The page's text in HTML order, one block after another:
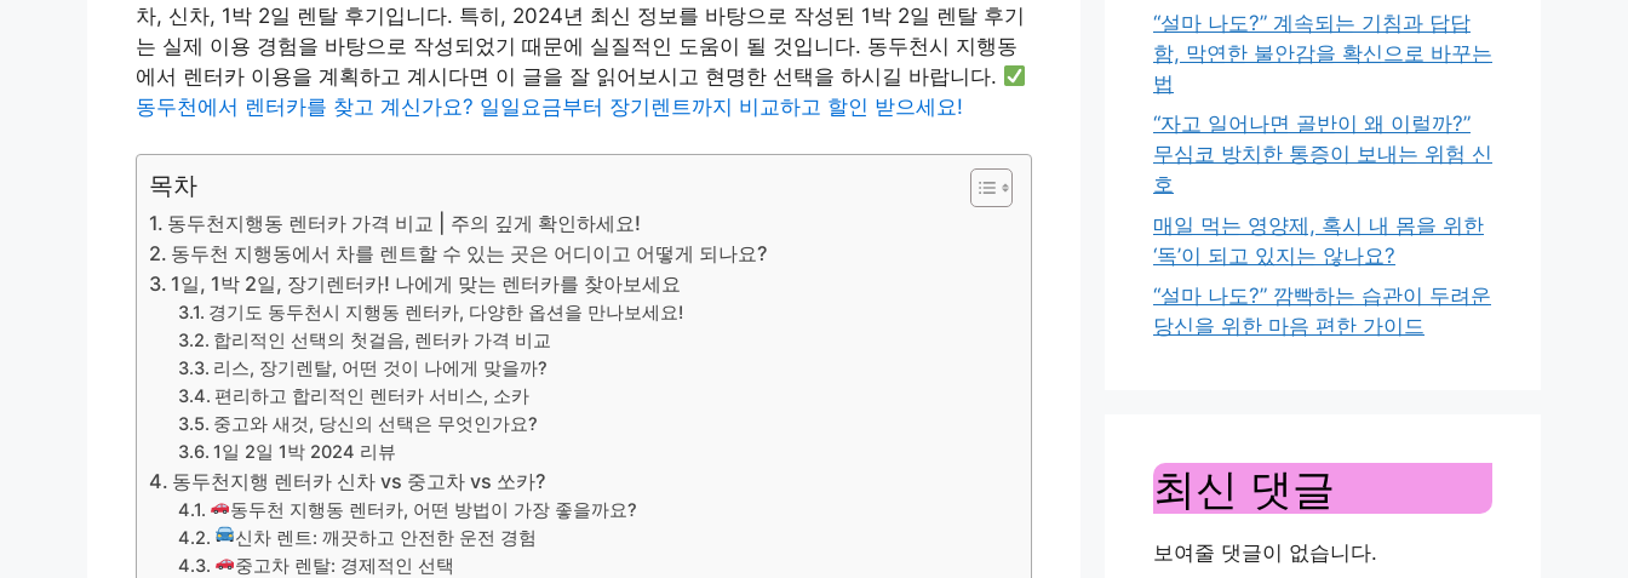
차, 신차, 1박 2일 렌탈 후기입니다. 특히, 2024년 최신 정보를 바탕으로 작성된 1박 2일 렌탈 후기
는 실제 이용 경험을 바탕으로 작성되었기 때문에 실질적인 도움이 될 것입니다. 동두천시 지행동
에서 렌터카 이용을 계획하고 계시다면 이 글을 잘 읽어보시고 현명한 선택을 하시길 바랍니다.
동두천에서 렌터카를 찾고 계신가요? 일일요금부터 장기렌트까지 비교하고 할인 받으세요!
목차
동두천지행동 렌터카 가격 비교 | 주의 깊게 확인하세요!
동두천 지행동에서 차를 렌트할 수 있는 곳은 어디이고 어떻게 되나요?
1일, 1박 2일, 장기렌터카! 나에게 맞는 렌터카를 찾아보세요
경기도 동두천시 지행동 렌터카, 다양한 옵션을 만나보세요!
합리적인 선택의 첫걸음, 렌터카 가격 비교
리스, 장기렌탈, 어떤 것이 나에게 맞을까?
편리하고 합리적인 렌터카 서비스, 소카
중고와 새것, 당신의 선택은 무엇인가요?
1일 2일 1박 2024 리뷰
동두천지행 렌터카 신차 vs 중고차 vs 쏘카?
동두천 지행동 렌터카, 어떤 방법이 가장 좋을까요?
신차 렌트: 깨끗하고 안전한 운전 경험
중고차 렌탈: 경제적인 선택
“설마 나도?” 계속되는 기침과 답답
함, 막연한 불안감을 확신으로 바꾸는
법
“자고 일어나면 골반이 왜 이럴까?”
무심코 방치한 통증이 보내는 위험 신
호
매일 먹는 영양제, 혹시 내 몸을 위한
‘독’이 되고 있지는 않나요?
“설마 나도?” 깜빡하는 습관이 두려운
당신을 위한 마음 편한 가이드
최신 댓글
보여줄 댓글이 없습니다.